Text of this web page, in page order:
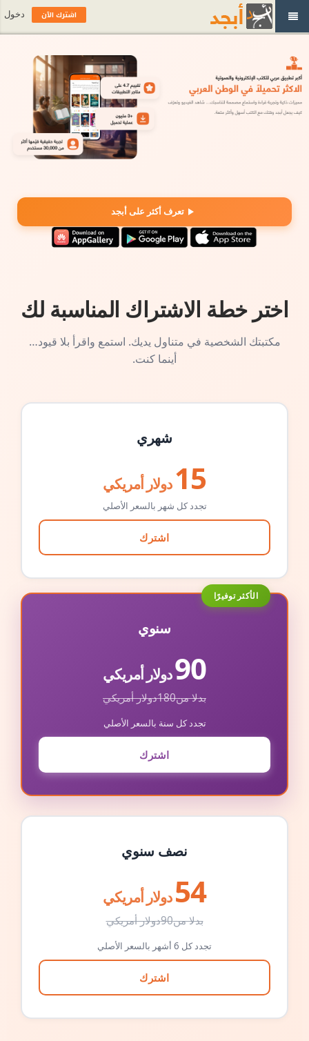
تعرف أكثر على أبجد
اختر خطة الاشتراك المناسبة لك
مكتبتك الشخصية في متناول يديك. استمع واقرأ بلا قيود…
أينما كنت.
شهري
15 دولار أمريكي
تجدد كل شهر بالسعر الأصلي
اشترك
الأكثر توفيرًا
سنوي
90دولار أمريكي
بدلا من180دولار أمريكي
تجدد كل سنة بالسعر الأصلي
اشترك
نصف سنوي
54 دولار أمريكي
بدلا من90دولار أمريكي
تجدد كل 6 أشهر بالسعر الأصلي
اشترك
اشترك الآن دخول